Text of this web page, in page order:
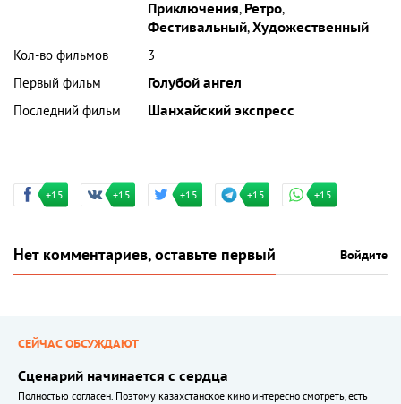
Приключения, Ретро,
Фестивальный,Художественный
Кол-во фильмов
3
Первый фильм
Голубой ангел
Последний фильм
Шанхайский экспресс
+15 +15 +15 +15 +15
Нет комментариев, оставьте первый Войдите
СЕЙЧАС ОБСУЖДАЮТ
Сценарий начинается с сердца
Полностью согласен. Поэтому казахстанское кино интересно смотреть, есть